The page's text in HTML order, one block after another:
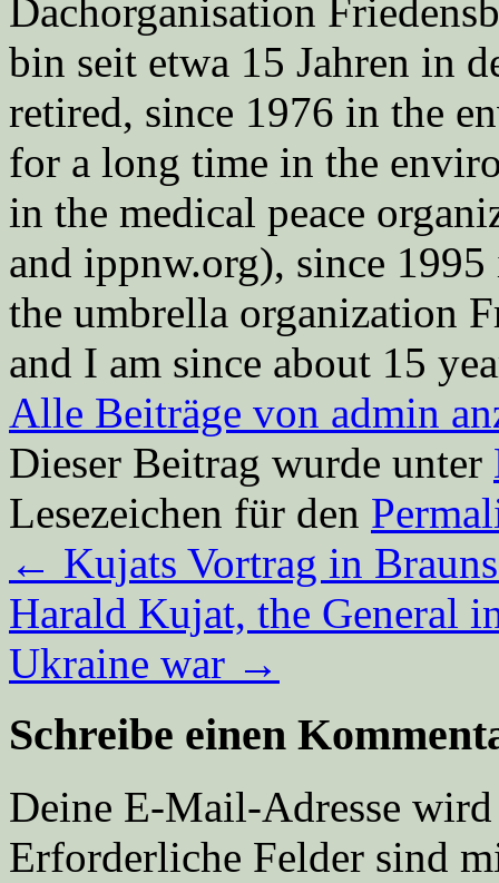
Dachorganisation
bin seit etwa 15 Jahren in
retired, since 1976 in the
for a long time in the
in the medical peace
and ippnw.org), since
the umbrella organization
and I am since about 15
Alle Beiträge von admin
Dieser Beitrag wurde unter
Lesezeichen für den
← Kujats Vortrag in
Harald Kujat, the General
Ukraine war →
Schreibe einen
Deine E-Mail-Adresse
Erforderliche Felder sind